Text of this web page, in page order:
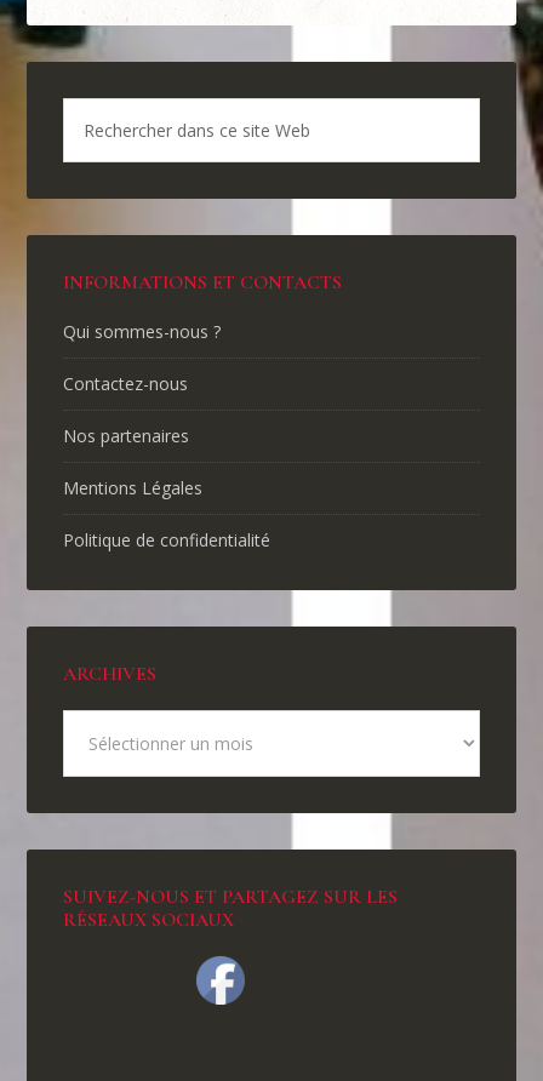
INFORMATIONS ET CONTACTS
Qui sommes-nous ?
Contactez-nous
Nos partenaires
Mentions Légales
Politique de confidentialité
ARCHIVES
SUIVEZ-NOUS ET PARTAGEZ SUR LES
RÉSEAUX SOCIAUX